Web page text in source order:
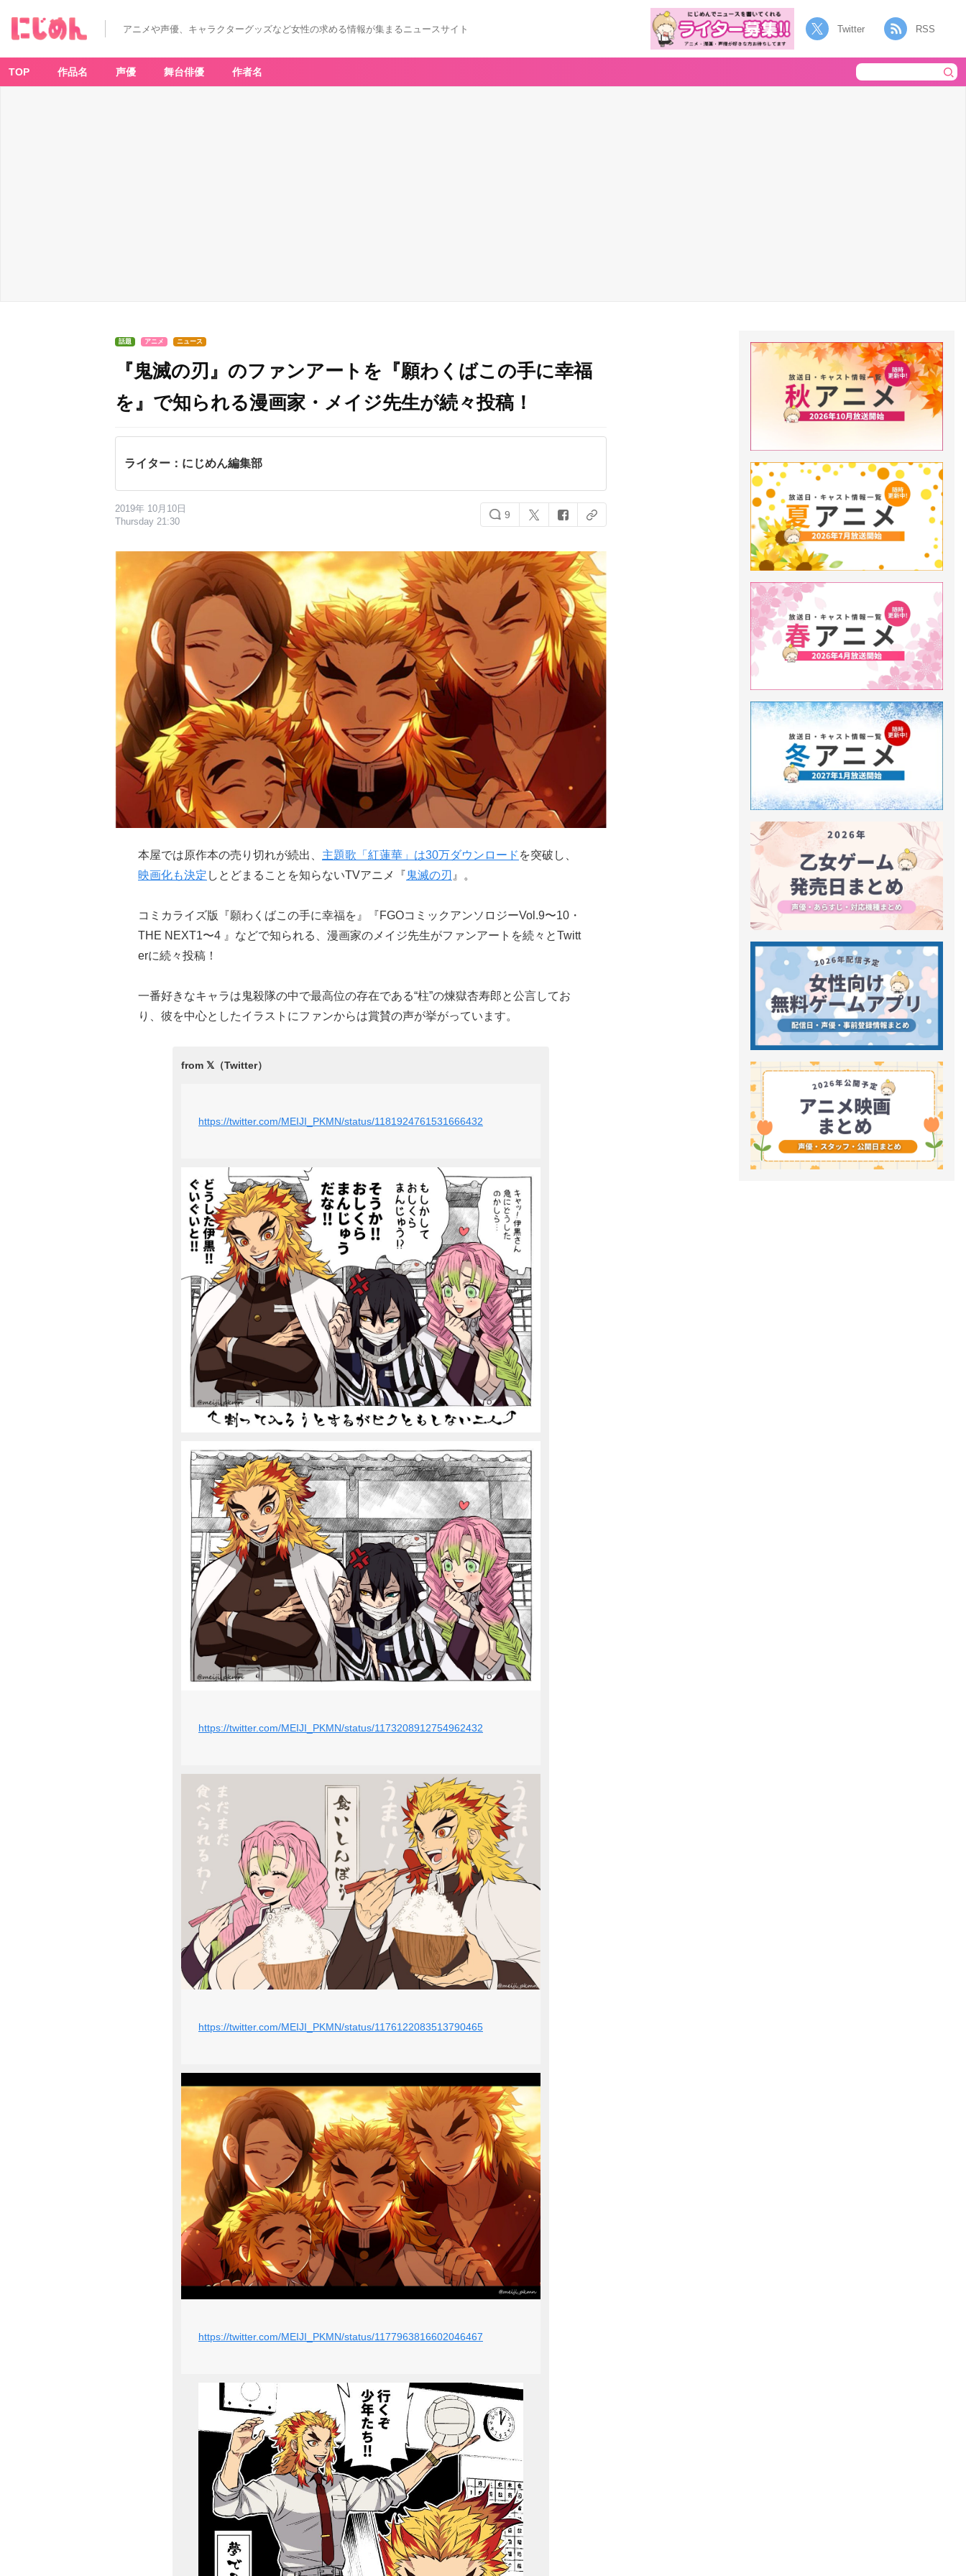
アニメや声優、キャラクターグッズなど女性の求める情報が集まるニュースサイト Twitter RSS
TOP 作品名 声優 舞台俳優 作者名
話題 アニメ ニュース
『鬼滅の刃』のファンアートを『願わくばこの手に幸福
を』で知られる漫画家・メイジ先生が続々投稿！
ライター：にじめん編集部
2019年 10月10日
Thursday 21:30
9
本屋では原作本の売り切れが続出、 主題歌「紅蓮華」は30万ダウンロード を突破し、
映画化も決定 しとどまることを知らないTVアニメ『鬼滅の刃 』。
コミカライズ版『願わくばこの手に幸福を』『FGOコミックアンソロジーVol.9〜10・
THE NEXT1〜4 』などで知られる、漫画家のメイジ先生がファンアートを続々とTwitt
erに続々投稿！
一番好きなキャラは鬼殺隊の中で最高位の存在である“柱”の煉獄杏寿郎と公言してお
り、彼を中心としたイラストにファンからは賞賛の声が挙がっています。
https://twitter.com/MEIJI_PKMN/status/1181924761531666432
https://twitter.com/MEIJI_PKMN/status/1173208912754962432
https://twitter.com/MEIJI_PKMN/status/1176122083513790465
https://twitter.com/MEIJI_PKMN/status/1177963816602046467